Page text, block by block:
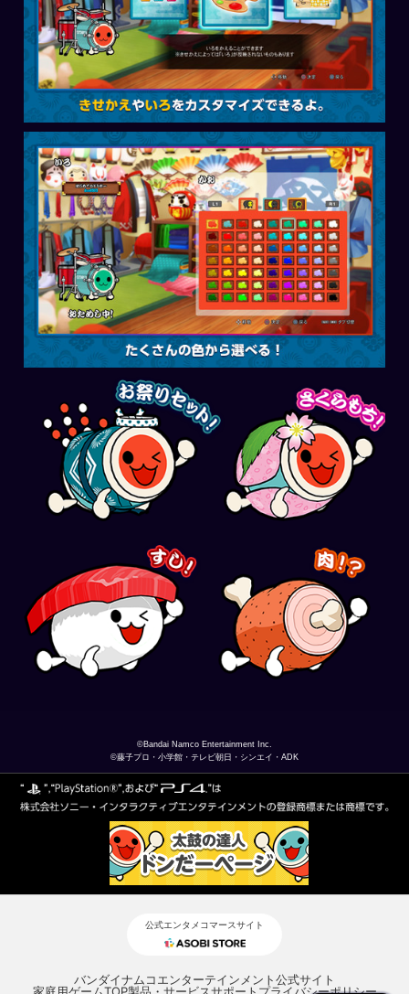
©Bandai Namco Entertainment Inc.
©藤子プロ・小学館・テレビ朝日・シンエイ・ADK
公式エンタメコマースサイト
バンダイナムコエンターテインメント公式サイト